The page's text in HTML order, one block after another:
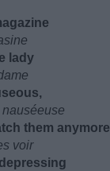
lady
them anymore
voir